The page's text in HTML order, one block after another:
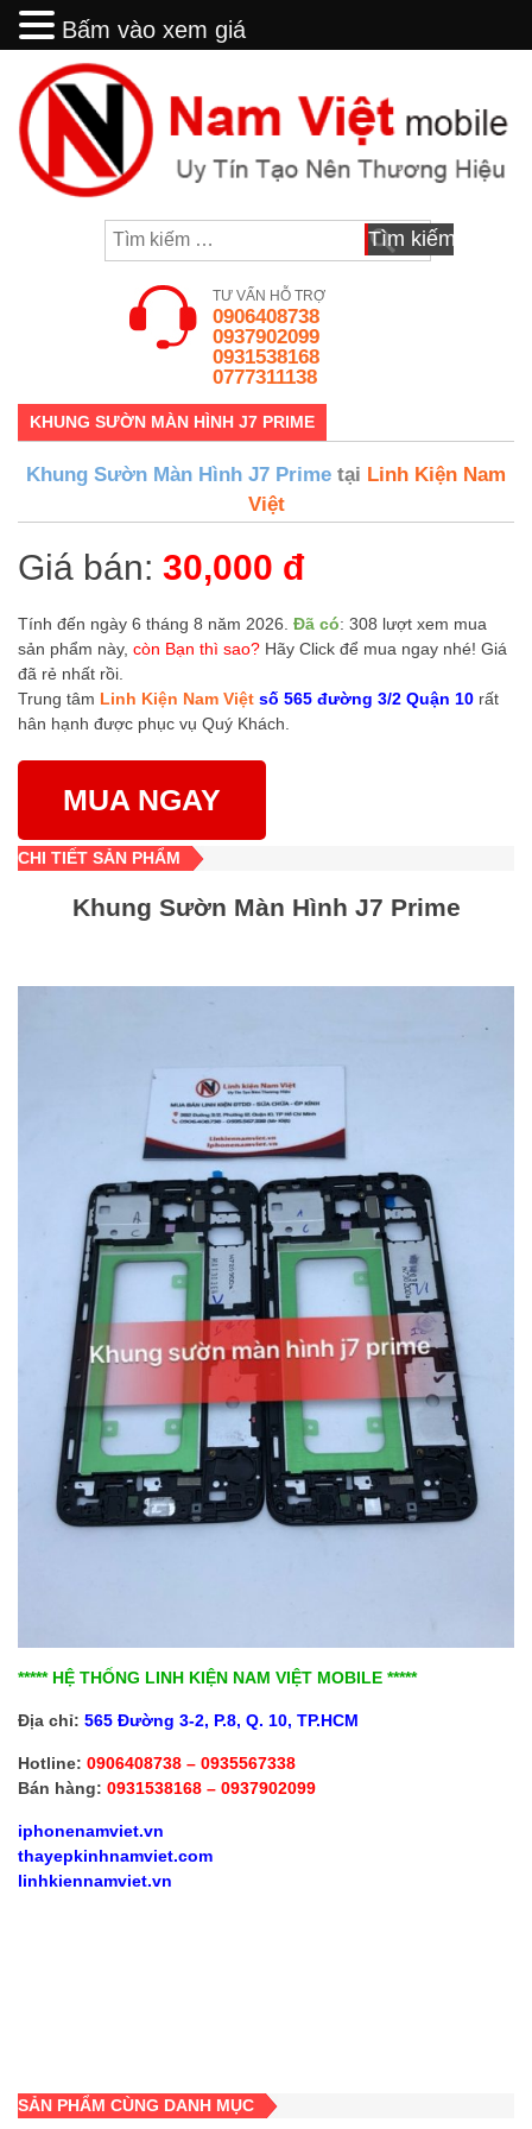
content
TƯ VẤN HỖ TRỢ
0906408738
0937902099
0931538168
0777311138
KHUNG SƯỜN MÀN HÌNH J7 PRIME
Khung Sườn Màn Hình J7 Prime tại Linh Kiện Nam
Việt
Giá bán: 30,000 đ
Tính đến ngày 6 tháng 8 năm 2026. Đã có: 308 lượt xem mua
sản phẩm này, còn Bạn thì sao? Hãy Click để mua ngay nhé! Giá
đã rẻ nhất rồi.
Trung tâm Linh Kiện Nam Việt số 565 đường 3/2 Quận 10 rất
hân hạnh được phục vụ Quý Khách.
MUA NGAY
CHI TIẾT SẢN PHẨM
Khung Sườn Màn Hình J7 Prime
***** HỆ THỐNG LINH KIỆN NAM VIỆT MOBILE *****
Địa chỉ: 565 Đường 3-2, P.8, Q. 10, TP.HCM
Hotline: 0906408738 – 0935567338
Bán hàng: 0931538168 – 0937902099
iphonenamviet.vn
thayepkinhnamviet.com
linhkiennamviet.vn
SẢN PHẨM CÙNG DANH MỤC
Bấm vào xem giá
Bấm vào xem giá